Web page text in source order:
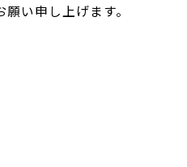
い申し上げます。